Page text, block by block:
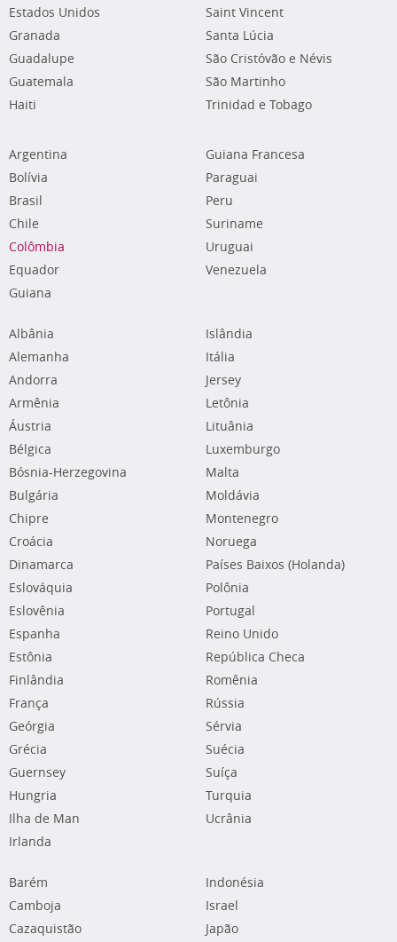
Estados Unidos
Granada
Guadalupe
Guatemala
Haiti
Saint Vincent
Santa Lúcia
São Cristóvão e Névis
São Martinho
Trinidad e Tobago
Argentina
Bolívia
Brasil
Chile
Colômbia
Equador
Guiana
Guiana Francesa
Paraguai
Peru
Suriname
Uruguai
Venezuela
Albânia
Alemanha
Andorra
Armênia
Áustria
Bélgica
Bósnia-Herzegovina
Bulgária
Chipre
Croácia
Dinamarca
Eslováquia
Eslovênia
Espanha
Estônia
Finlândia
França
Geórgia
Grécia
Guernsey
Hungria
Ilha de Man
Irlanda
Islândia
Itália
Jersey
Letônia
Lituânia
Luxemburgo
Malta
Moldávia
Montenegro
Noruega
Países Baixos (Holanda)
Polônia
Portugal
Reino Unido
República Checa
Romênia
Rússia
Sérvia
Suécia
Suíça
Turquia
Ucrânia
Barém
Camboja
Cazaquistão
Indonésia
Israel
Japão